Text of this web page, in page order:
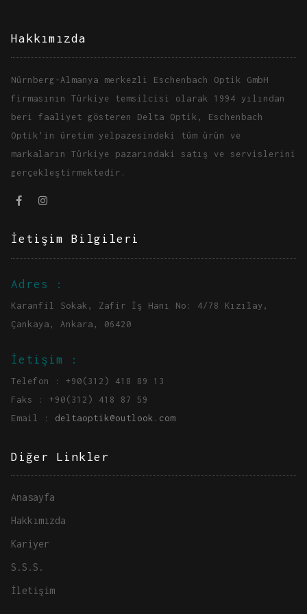
Hakkımızda
Nürnberg-Almanya merkezli Eschenbach Optik GmbH
firmasının Türkiye temsilcisi olarak 1994 yılından
beri faaliyet gösteren Delta Optik, Eschenbach
Optik'in üretim yelpazesindeki tüm ürün ve
markaların Türkiye pazarındaki satış ve servislerini
gerçekleştirmektedir.
İetişim Bilgileri
Adres :
Karanfil Sokak, Zafir İş Hanı No: 4/78 Kızılay,
Çankaya, Ankara, 06420
İetişim :
Telefon : +90(312) 418 89 13
Faks : +90(312) 418 87 59
Email : deltaoptik@outlook.com
Diğer Linkler
Anasayfa
Hakkımızda
Kariyer
S.S.S.
İletişim